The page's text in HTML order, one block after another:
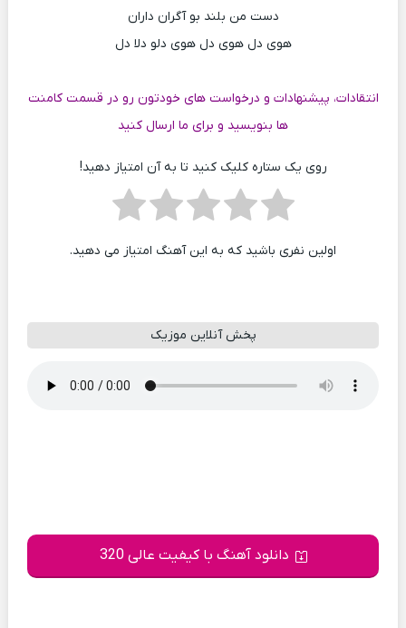
دست من بلند بو آگران داران
هوی دل هوی دل هوی دلو دلا دل
انتقادات، پیشنهادات و درخواست های خودتون رو در قسمت کامنت
ها بنویسید و برای ما ارسال کنید
روی یک ستاره کلیک کنید تا به آن امتیاز دهید!
اولین نفری باشید که به این آهنگ امتیاز می دهید.
پخش آنلاین موزیک
دانلود آهنگ با کیفیت عالی 320